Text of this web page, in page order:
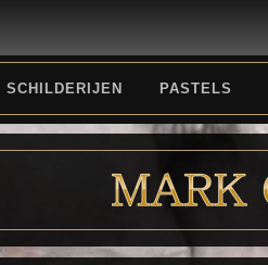
SCHILDERIJEN PASTELS